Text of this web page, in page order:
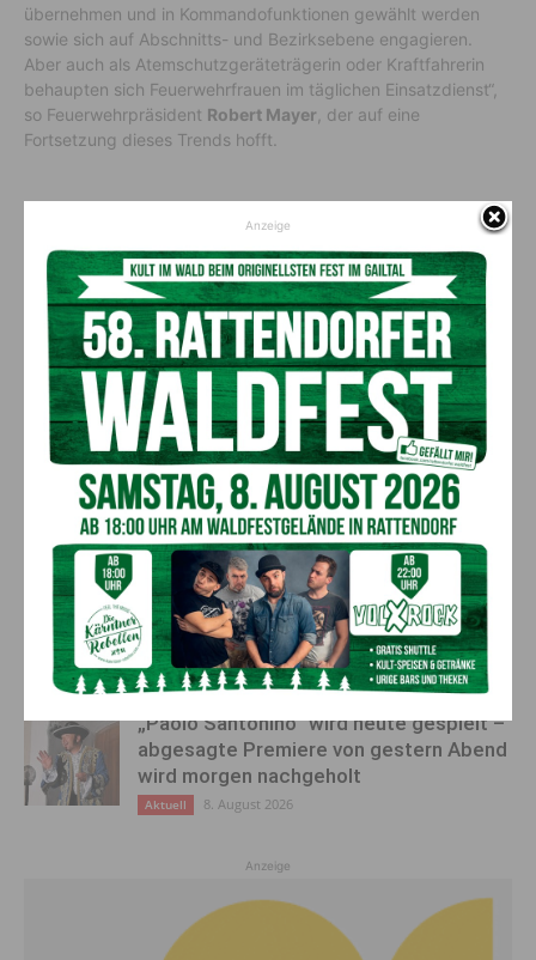
übernehmen und in Kommandofunktionen gewählt werden
sowie sich auf Abschnitts- und Bezirksebene engagieren.
Aber auch als Atemschutzgeräteträgerin oder Kraftfahrerin
behaupten sich Feuerwehrfrauen im täglichen Einsatzdienst“,
so Feuerwehrpräsident Robert Mayer , der auf eine
Fortsetzung dieses Trends hofft.
Messehalle 5: Umfassende
Information für die
Bevölkerung
Nächster Artikel
Nachhaltige Erlebnisbausteine
AKTUELLES
Ein langes Leben ging zu Ende: Anna
Stulier im 106. Lebensjahr verstorben
Aktuell 8. August 2026
Ehrung für 50 Jahre Chorleitung:
Kärntner Lorbeer in Gold für Herwig
Schwarz
Aktuell 8. August 2026
„Paolo Santonino“ wird heute gespielt –
abgesagte Premiere von gestern Abend
wird morgen nachgeholt
Aktuell 8. August 2026
Anzeige
Anzeige